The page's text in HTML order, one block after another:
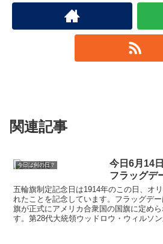
関連記事
今日は何の日？
今日6月14
フラッグデ
五輪旗制定記念日は1914年のこの日、オ
れたことを記念しています。フラッグデ
旗が正式にアメリカ合衆国の国旗に定め
す。第28代大統領ウッドロウ・ウィルソン